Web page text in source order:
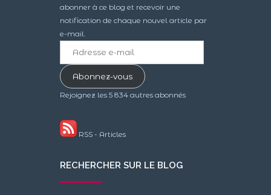
abonner à ce blog et recevoir une
notification de chaque nouvel article par
e-mail.
mailAbonnez-vous
Rejoignez les 5 834 autres abonnés
RSS - Articles
RECHERCHER SUR LE BLOG